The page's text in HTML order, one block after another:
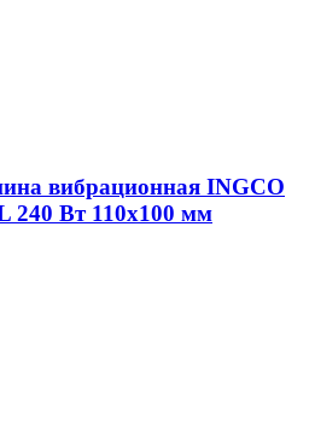
вибрационная INGCO
240 Вт 110х100 мм